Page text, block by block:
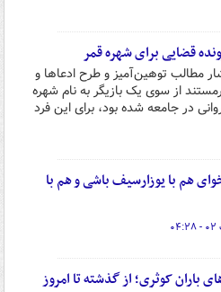
قضایی برای شهره قمر
مطالب توهین‌آمیز و طرح ادعاها و
از سوی یک بازیگر به نام شهره
در جامعه شده بود، برای این فرد
هم با یوزارسیف باشی و هم با
باران کوثری؛ از گذشته تا امروز